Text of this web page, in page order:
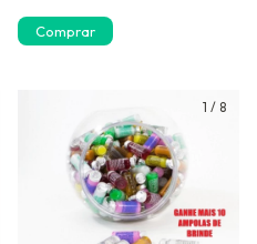
1 / 8